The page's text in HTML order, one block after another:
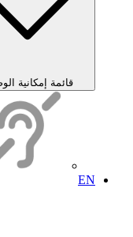
قائمة إمكانية
EN